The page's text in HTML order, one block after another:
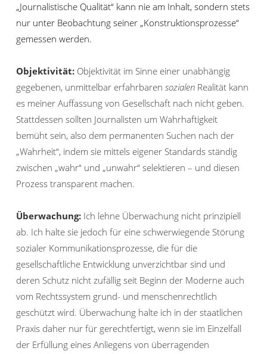
„Journalistische Qualität“ kann nie am Inhalt, sondern stets
nur unter Beobachtung seiner „Konstruktionsprozesse“
gemessen werden.
Objektivität: Objektivität im Sinne einer unabhängig
gegebenen, unmittelbar erfahrbaren sozialen Realität kann
es meiner Auffassung von Gesellschaft nach nicht geben.
Stattdessen sollten Journalisten um Wahrhaftigkeit
bemüht sein, also dem permanenten Suchen nach der
„Wahrheit“, indem sie mittels eigener Standards ständig
zwischen „wahr“ und „unwahr“ selektieren – und diesen
Prozess transparent machen.
Überwachung: Ich lehne Überwachung nicht prinzipiell
ab. Ich halte sie jedoch für eine schwerwiegende Störung
sozialer Kommunikationsprozesse, die für die
gesellschaftliche Entwicklung unverzichtbar sind und
deren Schutz nicht zufällig seit Beginn der Moderne auch
vom Rechtssystem grund- und menschenrechtlich
geschützt wird. Überwachung halte ich in der staatlichen
Praxis daher nur für gerechtfertigt, wenn sie im Einzelfall
der Erfüllung eines Anliegens von überragenden